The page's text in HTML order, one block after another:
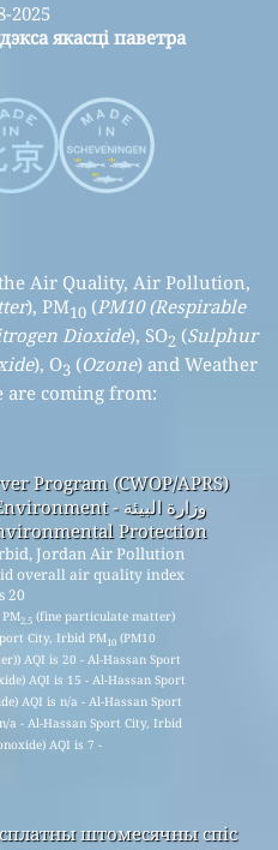
2025
якасці паветра
Air Quality, Air Pollution,
), PM10(PM10 (Respirable
Dioxide), SO2 (Sulphur
), O3 (Ozone) and Weather
are coming from:
Program (CWOP/APRS)
Jordan Ministry of Environment - وزارة البيئة
Protection
Jordan Air Pollution
overall air quality index
20
2.5(fine particulate matter)
City, Irbid PM10(PM10
AQI is 20 - Al-Hassan Sport
AQI is 15 - Al-Hassan Sport
AQI is n/a - Al-Hassan Sport
a - Al-Hassan Sport City, Irbid
AQI is 7 -
штомесячны спіс